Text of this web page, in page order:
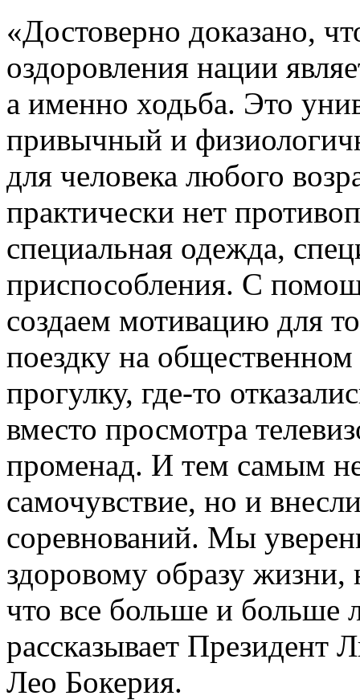
«Достоверно доказано,
оздоровления нации
а именно ходьба. Это
привычный и
для человека любого
практически нет
специальная одежда,
приспособления. С
создаем мотивацию для
поездку на
прогулку, где-то
вместо просмотра
променад. И тем самым
самочувствие, но и
соревнований. Мы
здоровому образу жизни,
что все больше и больше
рассказывает Президент
Лео Бокерия.